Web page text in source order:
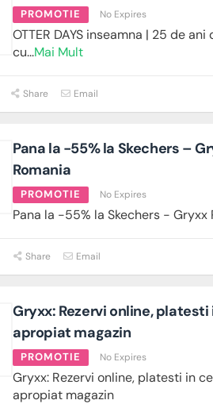
PROMOTIE No Expires
OTTER DAYS inseamna | 25 de ani
cu...Mai Mult
Share Email
Pana la -55% la Skechers –
Romania
PROMOTIE No Expires
Pana la -55% la Skechers - Gryxx
Share Email
Gryxx: Rezervi online, platesti
apropiat magazin
PROMOTIE No Expires
Gryxx: Rezervi online, platesti in
apropiat magazin